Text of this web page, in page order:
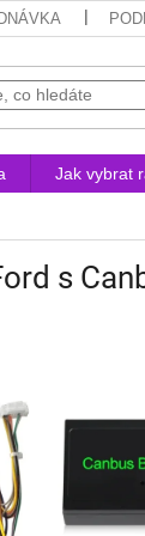
Jak vybrat
s